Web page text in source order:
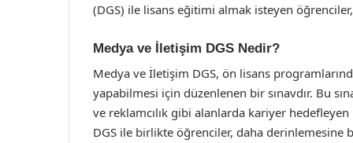
(DGS) ile lisans eğitimi almak isteyen
Medya ve İletişim DGS Nedir?
Medya ve İletişim DGS, ön lisans
yapabilmesi için düzenlenen bir sınavdır. Bu
ve reklamcılık gibi alanlarda kariyer
DGS ile birlikte öğrenciler, daha